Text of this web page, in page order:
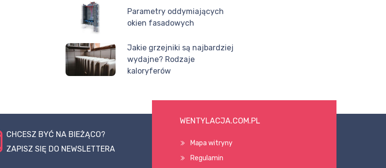
Parametry oddymiających
okien fasadowych
Jakie grzejniki są najbardziej
wydajne? Rodzaje
kaloryferów
CHCESZ BYĆ NA BIEŻĄCO?
ZAPISZ SIĘ DO NEWSLETTERA
WENTYLACJA.COM.PL
Mapa witryny
Regulamin